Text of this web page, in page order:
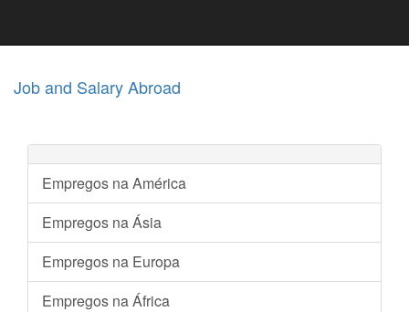
Job and Salary Abroad
Empregos na América
Empregos na Ásia
Empregos na Europa
Empregos na África